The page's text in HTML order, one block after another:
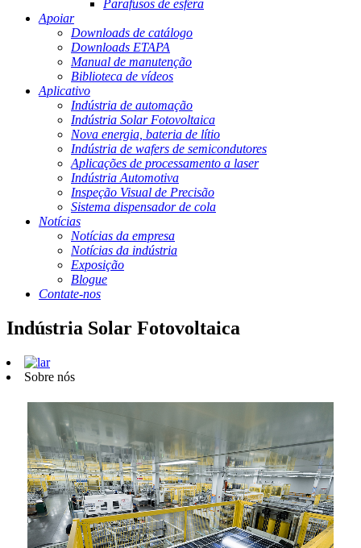
Parafusos de esfera
Apoiar
Downloads de catálogo
Downloads ETAPA
Manual de manutenção
Biblioteca de vídeos
Aplicativo
Indústria de automação
Indústria Solar Fotovoltaica
Nova energia, bateria de lítio
Indústria de wafers de semicondutores
Aplicações de processamento a laser
Indústria Automotiva
Inspeção Visual de Precisão
Sistema dispensador de cola
Notícias
Notícias da empresa
Notícias da indústria
Exposição
Blogue
Contate-nos
Indústria Solar Fotovoltaica
Sobre nós